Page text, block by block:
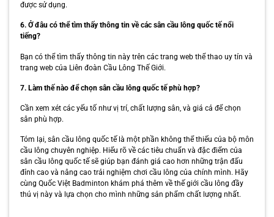
được sử dụng.
6. Ở đâu có thể tìm thấy thông tin về các sân cầu lông quốc tế nổi
tiếng?
Bạn có thể tìm thấy thông tin này trên các trang web thể thao uy tín và
trang web của Liên đoàn Cầu Lông Thế Giới.
7. Làm thế nào để chọn sân cầu lông quốc tế phù hợp?
Cần xem xét các yếu tố như vị trí, chất lượng sân, và giá cả để chọn
sân phù hợp.
Tóm lại, sân cầu lông quốc tế là một phần không thể thiếu của bộ môn
cầu lông chuyên nghiệp. Hiểu rõ về các tiêu chuẩn và đặc điểm của
sân cầu lông quốc tế sẽ giúp bạn đánh giá cao hơn những trận đấu
đỉnh cao và nâng cao trải nghiệm chơi cầu lông của chính mình. Hãy
cùng Quốc Việt Badminton khám phá thêm về thế giới cầu lông đầy
thú vị này và lựa chọn cho mình những sản phẩm chất lượng nhất.